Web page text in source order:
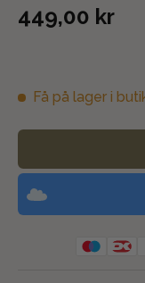
449,00 kr
Få på lager i